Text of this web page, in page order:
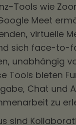
Tools wie
Meet
virtuelle
sich face-to-
unabhängig
Tools bieten
Chat und
zu
sind